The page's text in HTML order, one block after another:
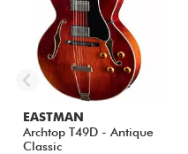
EASTMAN
Archtop T49D - Antique
Classic